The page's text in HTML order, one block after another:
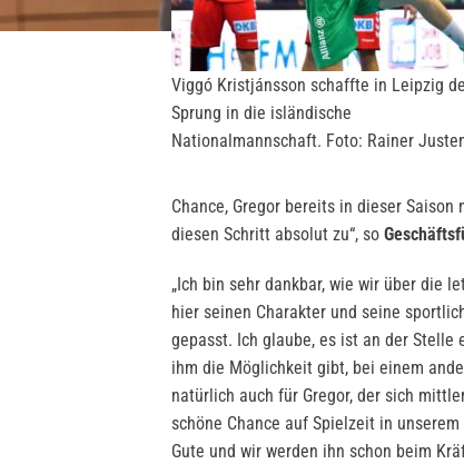
Viggó Kristjánsson schaffte in Leipzig
Sprung in die isländische
Nationalmannschaft. Foto: Rainer
Chance, Gregor bereits in dieser
diesen Schritt absolut zu“, so
„Ich bin sehr dankbar, wie wir über die
hier seinen Charakter und seine
gepasst. Ich glaube, es ist an der
ihm die Möglichkeit gibt, bei einem
natürlich auch für Gregor, der sich
schöne Chance auf Spielzeit in
Gute und wir werden ihn schon beim